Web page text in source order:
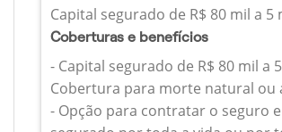
Capital segurado de R$ 80 mil a 5
Coberturas e benefícios
- Capital segurado de R$ 80 mil a
Cobertura para morte natural ou
- Opção para contratar o seguro